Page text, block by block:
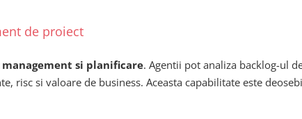
de proiect
si planificare. Agentii pot analiza backlog-ul
risc si valoare de business. Aceasta capabilitate este